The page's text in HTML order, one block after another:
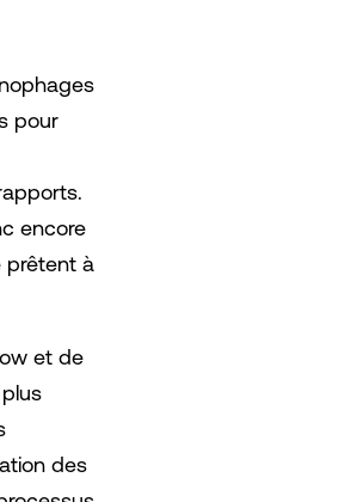
pour
encore
prêtent à
et de
des